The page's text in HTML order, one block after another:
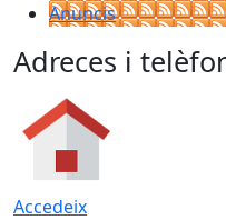
Anuncis
Adreces i
Accedeix